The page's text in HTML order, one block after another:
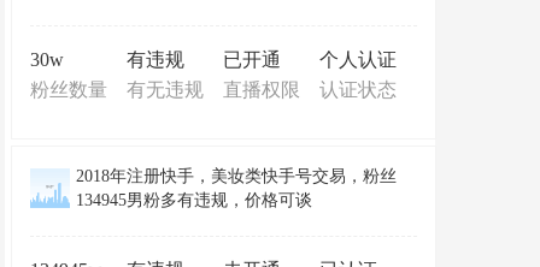
30w 有违规 已开通
个人认证
粉丝数量
有无违规 直播权限 认证状态
2018年注册快手，美妆类快手号交易，粉丝
134945男粉多有违规，价格可谈